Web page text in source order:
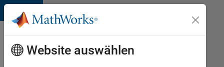
Weiter zum Inhalt
Karriere
bei
MathWorks
Website auswählen